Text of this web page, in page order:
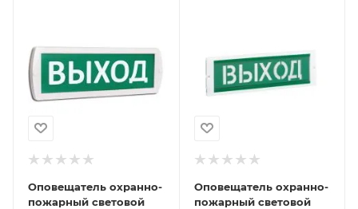
Оповещатель охранно-
пожарный световой
Оповещатель охранно-
пожарный световой